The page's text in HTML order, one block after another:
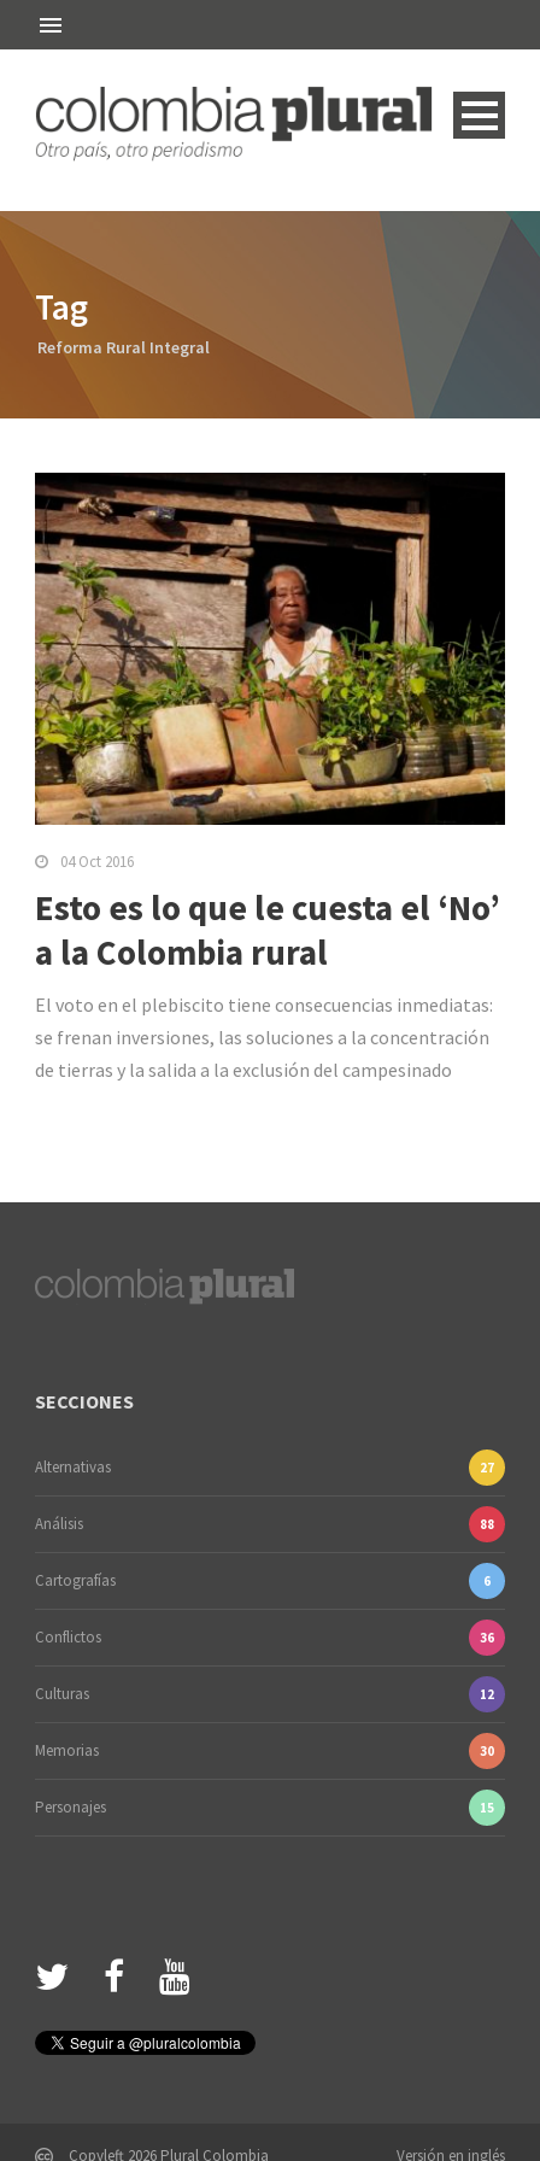
Tag
Reforma Rural Integral
04 Oct 2016
Esto es lo que le cuesta el ‘No’
a la Colombia rural
El voto en el plebiscito tiene consecuencias inmediatas:
se frenan inversiones, las soluciones a la concentración
de tierras y la salida a la exclusión del campesinado
SECCIONES
Alternativas 27
Análisis 88
Cartografías 6
Conflictos 36
Culturas 12
Memorias 30
Personajes 15
Copyleft 2026 Plural Colombia Versión en inglés